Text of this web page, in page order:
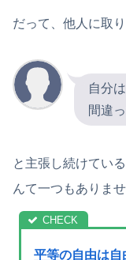
だって、他人に取
自分
間違
と主張し続けてい
んて一つもありませ
平等の自由は